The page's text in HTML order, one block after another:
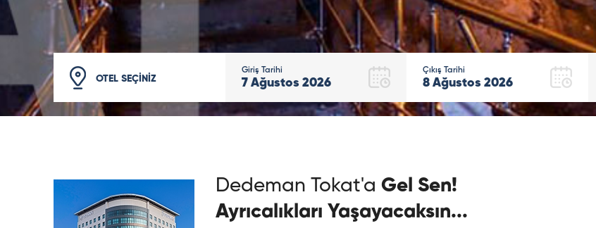
OTEL SEÇİNİZ
Giriş Tarihi
7 Ağustos 2026
Çıkış Tarihi
8 Ağustos 2026
Dedeman Tokat'a Gel Sen!
Ayrıcalıkları Yaşayacaksın...